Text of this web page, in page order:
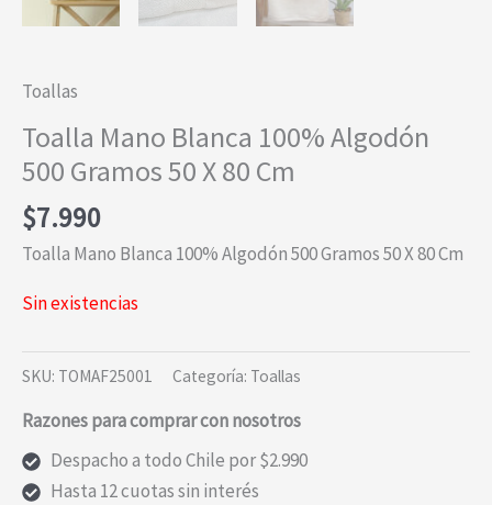
Toallas
Toalla Mano Blanca 100% Algodón
500 Gramos 50 X 80 Cm
$7.990
Toalla Mano Blanca 100% Algodón 500 Gramos 50 X 80 Cm
Sin existencias
SKU: TOMAF25001 Categoría: Toallas
Razones para comprar con nosotros
Despacho a todo Chile por $2.990
Hasta 12 cuotas sin interés